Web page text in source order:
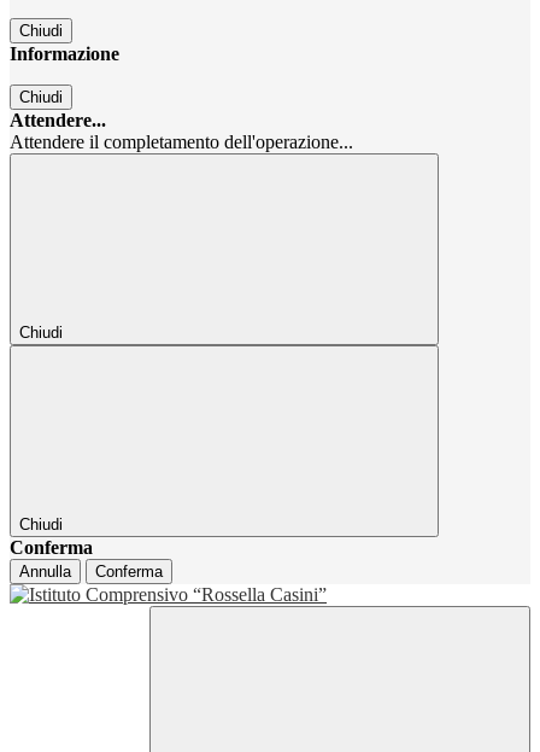
Chiudi
Informazione
Chiudi
Attendere...
Attendere il completamento dell'operazione...
Chiudi
Chiudi
Conferma
Annulla Conferma